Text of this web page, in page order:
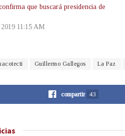
que buscará presidencia de
11:15 AM
Guillermo Gallegos La Paz
compartir 43